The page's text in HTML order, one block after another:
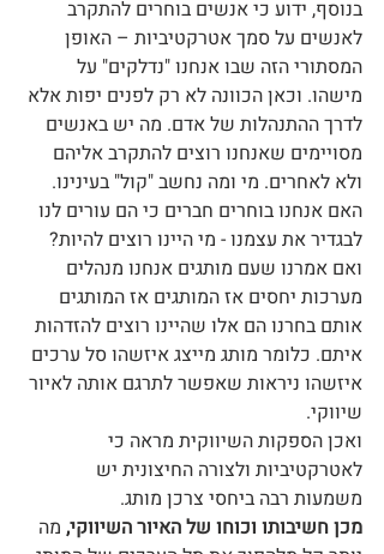
בנוסף, ידוע כי אנשים בוחרים להתקרב
לאנשים על סמך אטרקטיביות – האופן
המסתורי הזה שבו אנחנו "נדלקים" על
מישהו. וכאן הכוונה לא רק לפנים יפות אלא
לדרך ההתנהלות של אדם. מה יש באנשים
מסויימים שאנחנו רוצים להתקרב אליהם
ולא לאחרים. מי ומה נחשב "קול" בעינינו.
האם אנחנו בוחרים חברים כי הם עורים לנו
לבגדיר את עצמנו - מי היינו רוצים להיות?
ואם אמרנו שעם מותגים אנחנו מנהלים
מערכות יחסים אז המותגים אז המותגים
אותם בחרנו הם אלו שהיינו רוצים להזדהות
איתם. כלומר מותג מייצג איזשהו סל ערכים
איזשהו ניראות שאפשר לתרגם אותה לאיור
שיווקי.
ואכן הספקות השיווקית מראה כי
לאטרקטיביות ולצורה החיצונית יש
משמעות רבה ביחסי צרכן מותג.
מכן חשיבותו וכוחו של האיור השיווקי, מה